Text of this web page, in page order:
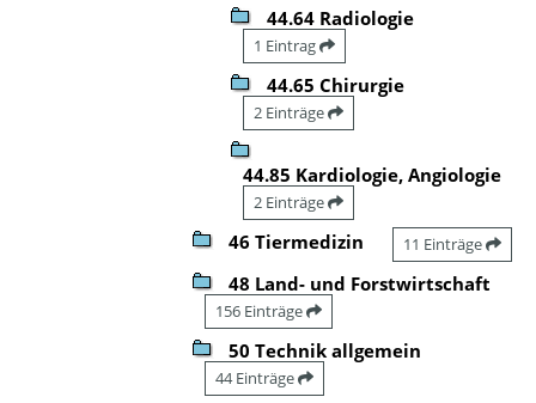
44.64 Radiologie
1 Eintrag
44.65 Chirurgie
2 Einträge
44.85 Kardiologie, Angiologie
2 Einträge
46 Tiermedizin 11 Einträge
48 Land- und Forstwirtschaft
156 Einträge
50 Technik allgemein
44 Einträge